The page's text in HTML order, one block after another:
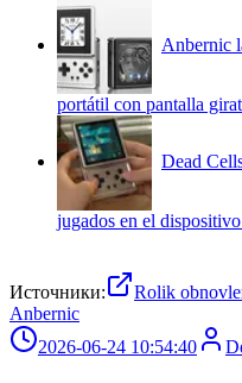
Anbernic
portátil con pantalla
Dead
jugados en el
Источники:
Rolik
Anbernic
2026-06-24 10:54:40